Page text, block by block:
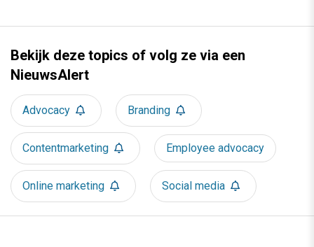
Bekijk deze topics of volg ze via een
NieuwsAlert
Advocacy Branding
Contentmarketing Employee advocacy
Online marketing Social media